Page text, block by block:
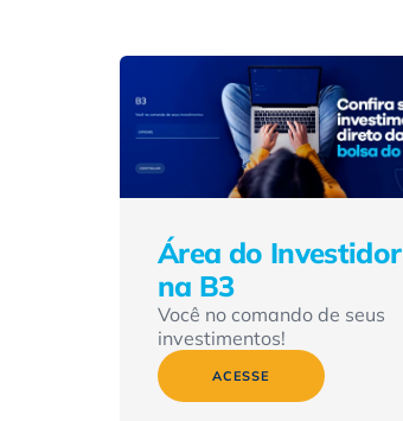
Área do Investidor
na B3
Você no comando de seus
investimentos!
ACESSE